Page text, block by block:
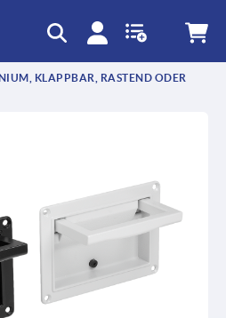
KLAPPBAR, RASTEND ODER